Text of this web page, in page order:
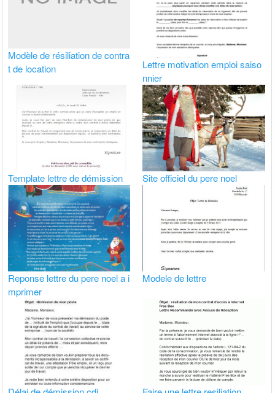
Modèle de résiliation de contra
t de location
Lettre motivation emploi saiso
nnier
Template lettre de démission Site officiel du pere noel
Reponse lettre du pere noel a i
mprimer
Modele de lettre